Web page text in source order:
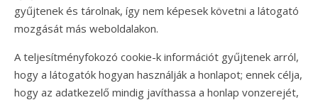
gyűjtenek és tárolnak, így nem képesek követni a látogató
mozgását más weboldalakon.
A teljesítményfokozó cookie-k információt gyűjtenek arról,
hogy a látogatók hogyan használják a honlapot; ennek célja,
hogy az adatkezelő mindig javíthassa a honlap vonzerejét,